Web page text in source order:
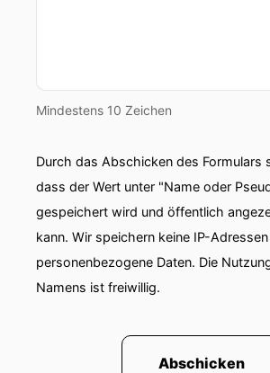
Mindestens 10 Zeichen
Durch das Abschicken des Formulars
dass der Wert unter "Name oder
gespeichert wird und öffentlich
kann. Wir speichern keine IP-
personenbezogene Daten. Die
Namens ist freiwillig.
Abschicken